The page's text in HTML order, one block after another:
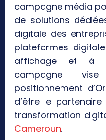
campagne média
de solutions
digitale des
plateformes
affichage et à
campagne
positionnement
d’être le
transformation
Cameroun.